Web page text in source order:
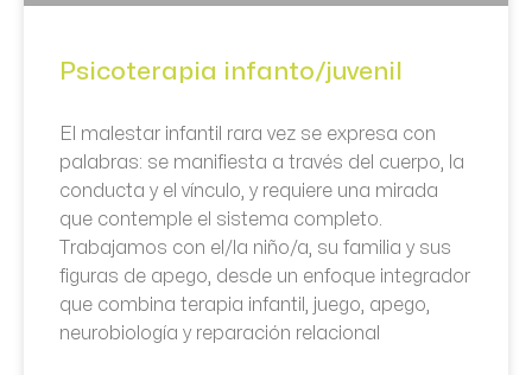
Psicoterapia infanto/juvenil
El malestar infantil rara vez se expresa con
palabras: se manifiesta a través del cuerpo, la
conducta y el vínculo, y requiere una mirada
que contemple el sistema completo.
Trabajamos con el/la niño/a, su familia y sus
figuras de apego, desde un enfoque integrador
que combina terapia infantil, juego, apego,
neurobiología y reparación relacional